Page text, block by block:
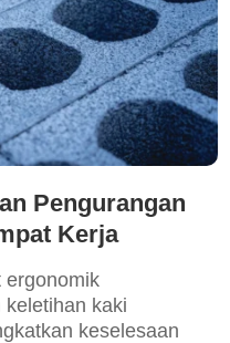
Pengurangan
Kerja
ergonomik
kaki
keselesaan